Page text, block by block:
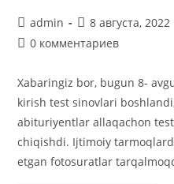
Автор
записи:
admin
Запись
опубликована:
8 августа, 2022
Комментарии
записи:
0 комментариев
Xаbaringiz bor, bugun 8-
kirish test sinovlari
abituriyentlar allaqachon
chiqishdi. Ijtimoiy
etgan fotosuratlar